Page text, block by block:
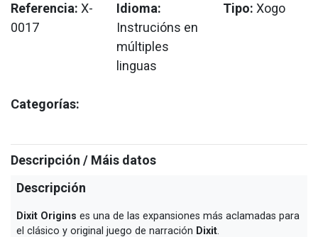
Referencia: X-
0017
Idioma:
Instrucións en
múltiples
linguas
Tipo: Xogo
Categorías:
Descripción / Máis datos
Descripción
Dixit Origins es una de las expansiones más aclamadas para
el clásico y original juego de narración Dixit.